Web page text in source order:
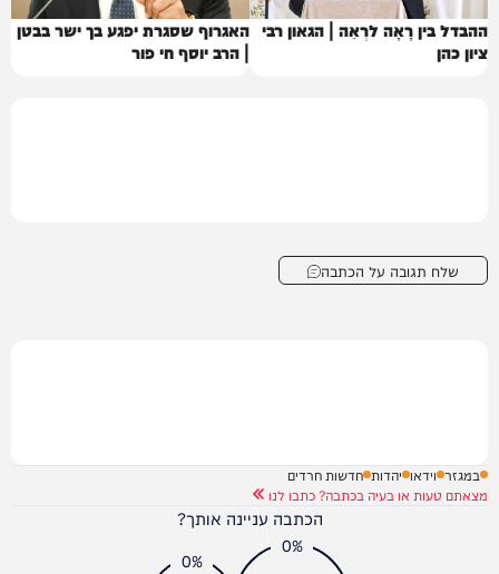
ההבדל בין רָאָה לרְאֵה | הגאון רבי
ציון כהן
האגרוף שסגרת יפגע בך ישר בבטן
| הרב יוסף חי פור
שלח תגובה על הכתבה
במגזר וידאו יהדות חדשות חרדים
מצאתם טעות או בעיה בכתבה? כתבו לנו
הכתבה עניינה אותך?
0%
0%